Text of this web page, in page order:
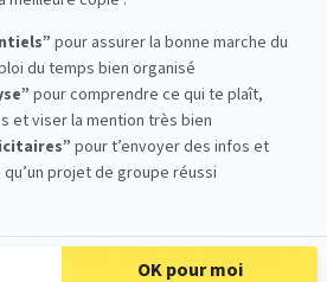
ensuite mis à l'honneur les
de première et deuxième
réalisés par les
;